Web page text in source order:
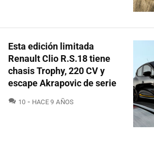
Esta edición limitada
Renault Clio R.S.18 tiene
chasis Trophy, 220 CV y
escape Akrapovic de serie
10 COMENTARIOS
HACE 9 AÑOS